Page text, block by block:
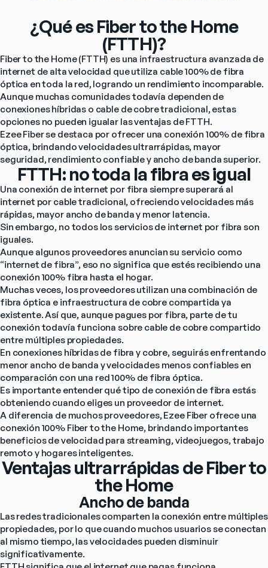
¿Qué es Fiber to the Home
(FTTH)?
Fiber to the Home (FTTH) es una infraestructura avanzada de
internet de alta velocidad que utiliza cable 100% de fibra
óptica en toda la red, logrando un rendimiento incomparable.
Aunque muchas comunidades todavía dependen de
conexiones híbridas o cable de cobre tradicional, estas
opciones no pueden igualar las ventajas de FTTH.
Ezee Fiber se destaca por ofrecer una conexión 100% de fibra
óptica, brindando velocidades ultrarrápidas, mayor
seguridad, rendimiento confiable y ancho de banda superior.
FTTH: no toda la fibra es igual
Una conexión de internet por fibra siempre superará al
internet por cable tradicional, ofreciendo velocidades más
rápidas, mayor ancho de banda y menor latencia.
Sin embargo, no todos los servicios de internet por fibra son
iguales.
Aunque algunos proveedores anuncian su servicio como
“internet de fibra”, eso no significa que estés recibiendo una
conexión 100% fibra hasta el hogar.
Muchas veces, los proveedores utilizan una combinación de
fibra óptica e infraestructura de cobre compartida ya
existente. Así que, aunque pagues por fibra, parte de tu
conexión todavía funciona sobre cable de cobre compartido
entre múltiples propiedades.
En conexiones híbridas de fibra y cobre, seguirás enfrentando
menor ancho de banda y velocidades menos confiables en
comparación con una red 100% de fibra óptica.
Es importante entender qué tipo de conexión de fibra estás
obteniendo cuando eliges un proveedor de internet.
A diferencia de muchos proveedores, Ezee Fiber ofrece una
conexión 100% Fiber to the Home, brindando importantes
beneficios de velocidad para streaming, videojuegos, trabajo
remoto y hogares inteligentes.
Ventajas ultrarrápidas de Fiber to
the Home
Ancho de banda
Las redes tradicionales comparten la conexión entre múltiples
propiedades, por lo que cuando muchos usuarios se conectan
al mismo tiempo, las velocidades pueden disminuir
significativamente.